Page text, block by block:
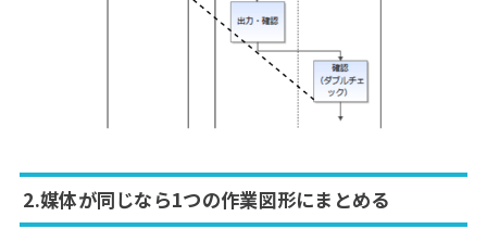
2.媒体が同じなら1つの作業図形にまとめる